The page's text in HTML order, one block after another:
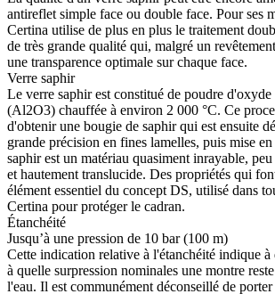
antireflet simple face ou double face. Pour ses
Certina utilise de plus en plus le traitement
de très grande qualité qui, malgré un
une transparence optimale sur chaque face.
Verre saphir
Le verre saphir est constitué de poudre
(Al2O3) chauffée à environ 2 000 °C. Ce
d'obtenir une bougie de saphir qui est ensuite
grande précision en fines lamelles, puis mise
saphir est un matériau quasiment inrayable,
et hautement translucide. Des propriétés qui
élément essentiel du concept DS, utilisé dans
Certina pour protéger le cadran.
Étanchéité
Jusqu’à une pression de 10 bar (100 m)
Cette indication relative à l'étanchéité indique
à quelle surpression nominales une montre
l'eau. Il est communément déconseillé de porter